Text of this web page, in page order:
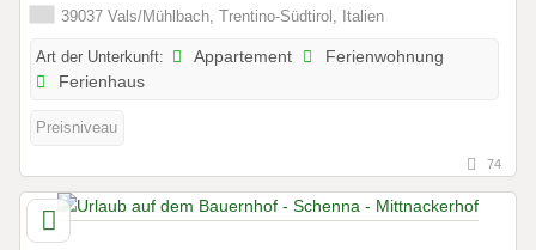
39037 Vals/Mühlbach, Trentino-Südtirol, Italien
Art der Unterkunft: Appartement
Ferienwohnung
Ferienhaus
Preisniveau
74